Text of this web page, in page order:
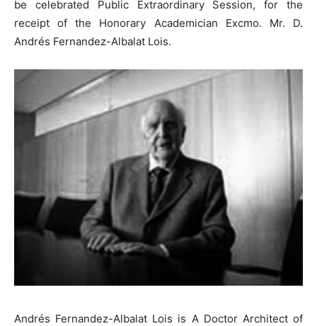
be celebrated Public Extraordinary Session, for the
receipt of the Honorary Academician Excmo. Mr. D.
Andrés Fernandez-Albalat Lois.
Andrés Fernandez-Albalat Lois is A Doctor Architect of